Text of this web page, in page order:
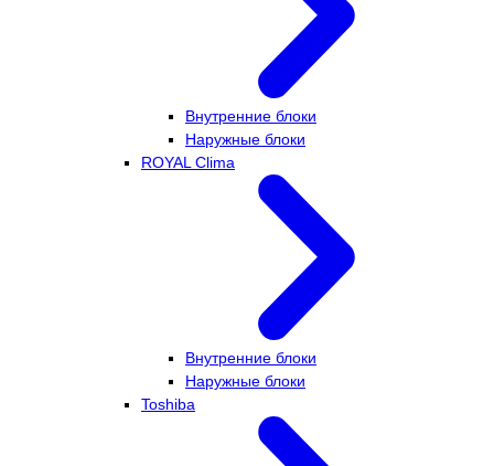
Внутренние блоки
Наружные блоки
ROYAL Clima
Внутренние блоки
Наружные блоки
Toshiba